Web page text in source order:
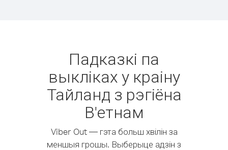
Падказкі па
выкліках у краіну
Тайланд з рэгіёна
В'етнам
Viber Out — гэта больш хвілін за
меншыя грошы. Выберыце адзін з